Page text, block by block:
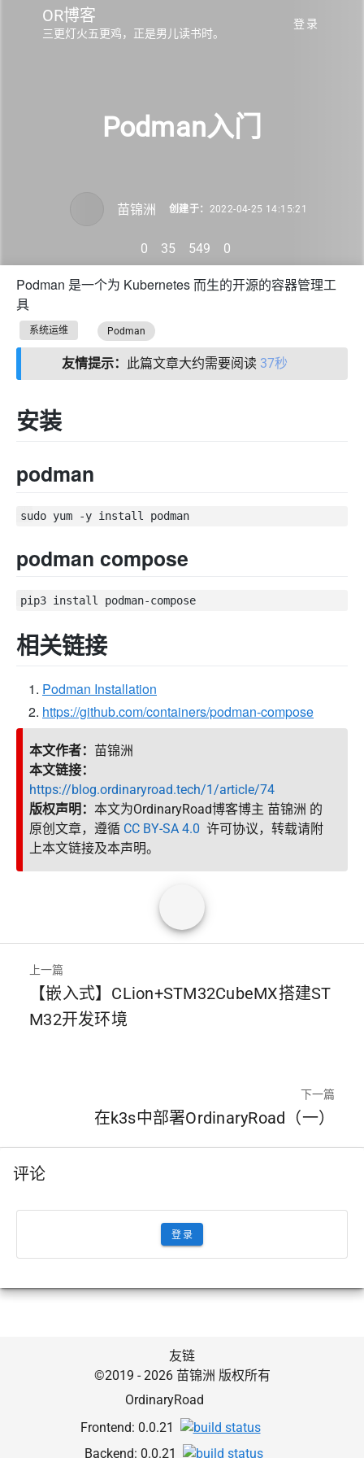
OR博客
三更灯火五更鸡，正是男儿读书时。
登录
Podman入门
苗锦洲 创建于： 2022-04-25 14:15:21
0 35 549 0
Podman 是一个为 Kubernetes 而生的开源的容器管理工
具
系统运维 Podman
友情提示： 此篇文章大约需要阅读 37秒
安装
podman
podman compose
相关链接
Podman Installation
https://github.com/containers/podman-compose
本文作者： 苗锦洲
本文链接：
https://blog.ordinaryroad.tech/1/article/74
版权声明： 本文为OrdinaryRoad博客博主 苗锦洲 的
原创文章，遵循 CC BY-SA 4.0 许可协议，转载请附
上本文链接及本声明。
上一篇
【嵌入式】CLion+STM32CubeMX搭建ST
M32开发环境
下一篇
在k3s中部署OrdinaryRoad（一）
评论
登录
友链
©2019 - 2026 苗锦洲 版权所有
OrdinaryRoad
Frontend: 0.0.21
Backend: 0.0.21